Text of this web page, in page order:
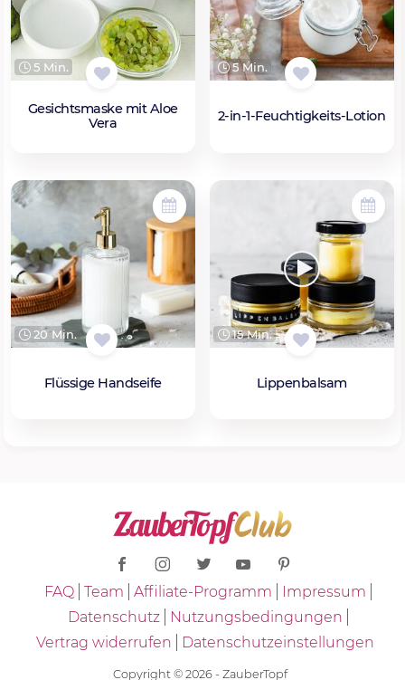
5 Min.
Gesichtsmaske mit Aloe
Vera
5 Min.
2-in-1-Feuchtigkeits-Lotion
20 Min.
Flüssige Handseife
15 Min.
Lippenbalsam
FAQ Team Affiliate-Programm
Impressum
Datenschutz
Nutzungsbedingungen
Vertrag widerrufen
Datenschutzeinstellungen
Copyright © 2026 - ZauberTopf